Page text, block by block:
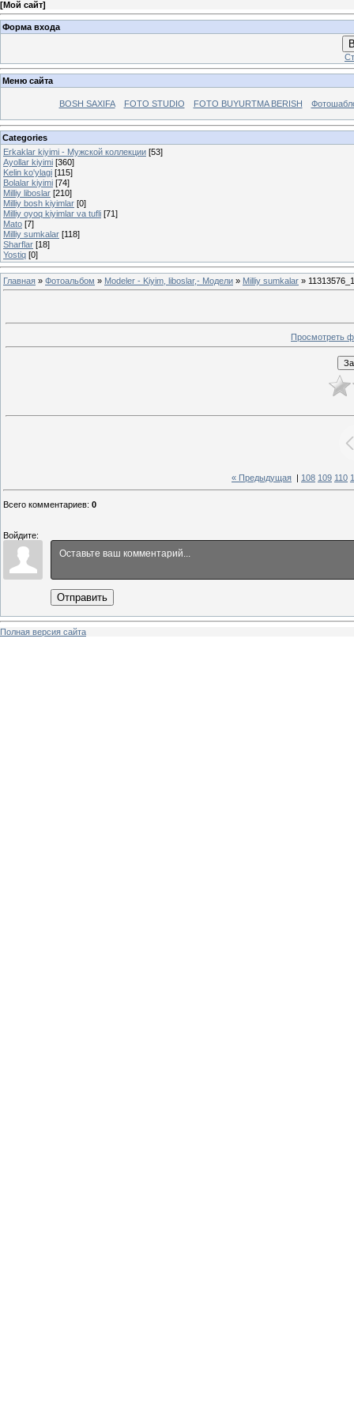
[Мой сайт]
Форма входа
Меню сайта
BOSH SAXIFA FOTO STUDIO FOTO BUYURTMA BERISH
Categories
Erkaklar kiyimi - Mужской коллекции [53]
Ayollar kiyimi [360]
Kelin ko'ylagi [115]
Bolalar kiyimi [74]
Milliy liboslar [210]
Milliy bosh kiyimlar [0]
Milliy oyoq kiyimlar va tufli [71]
Mato [7]
Milliy sumkalar [118]
Sharflar [18]
Yostiq [0]
Главная » Фотоальбом » Modeler - Kiyim, liboslar,- Модели » Milliy sumkalar »
Просмотреть
« Предыдущая 108 109 110
Всего комментариев: 0
Войдите:
Отправить
Полная версия сайта